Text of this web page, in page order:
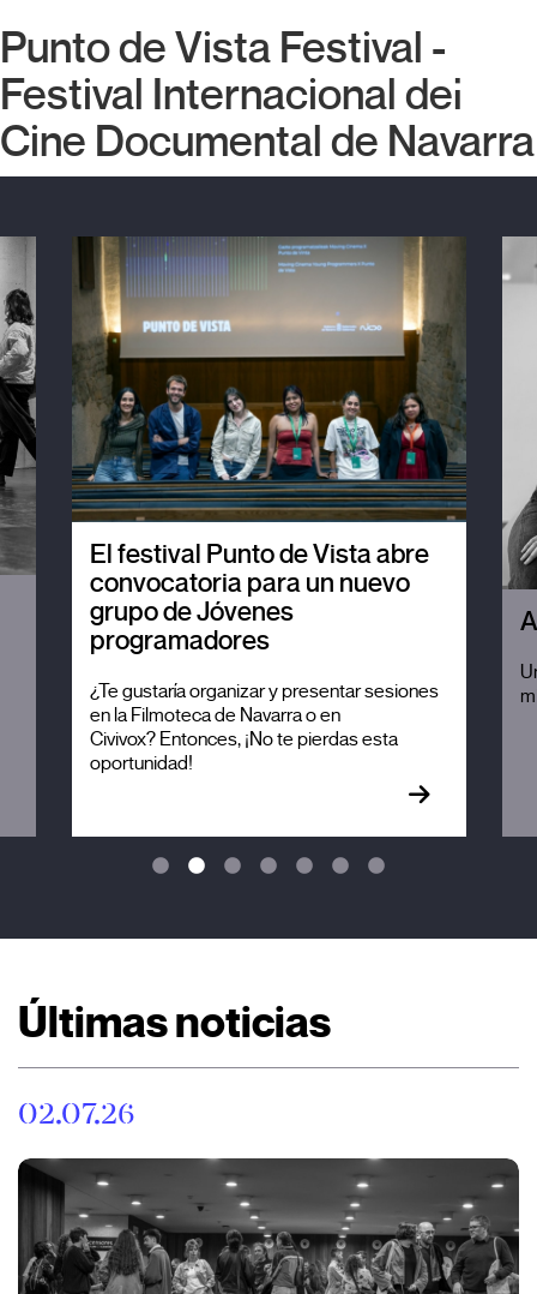
Punto de Vista Festival -
Festival Internacional del
Cine Documental de Navarra
El festival Punto de Vista abre
convocatoria para un nuevo
grupo de Jóvenes
programadores
¿Te gustaría organizar y presentar sesiones
en la Filmoteca de Navarra o en
Civivox? Entonces, ¡No te pierdas esta
oportunidad!
Últimas noticias
02.07.26